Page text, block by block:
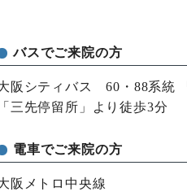
バスでご来院の方
阪シティバス 60・88系統
「三先停留所」より徒歩3分
電車でご来院の方
阪メトロ中央線